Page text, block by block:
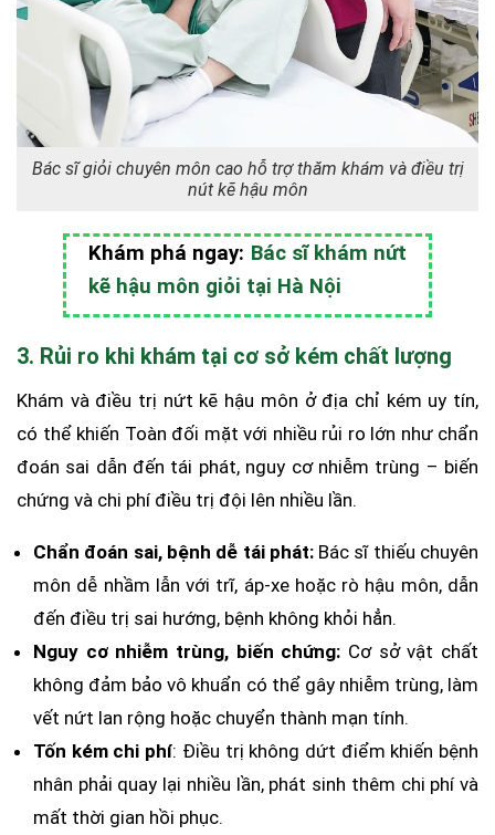
Bác sĩ giỏi chuyên môn cao hỗ trợ thăm khám và điều trị
nút kẽ hậu môn
Khám phá ngay: Bác sĩ khám nứt
kẽ hậu môn giỏi tại Hà Nội
3. Rủi ro khi khám tại cơ sở kém chất lượng
Khám và điều trị nứt kẽ hậu môn ở địa chỉ kém uy tín,
có thể khiến Toàn đối mặt với nhiều rủi ro lớn như chẩn
đoán sai dẫn đến tái phát, nguy cơ nhiễm trùng – biến
chứng và chi phí điều trị đội lên nhiều lần.
Chẩn đoán sai, bệnh dễ tái phát:Bác sĩ thiếu chuyên
môn dễ nhầm lẫn với trĩ, áp-xe hoặc rò hậu môn, dẫn
đến điều trị sai hướng, bệnh không khỏi hẳn.
Nguy cơ nhiễm trùng, biến chứng: Cơ sở vật chất
không đảm bảo vô khuẩn có thể gây nhiễm trùng, làm
vết nứt lan rộng hoặc chuyển thành mạn tính.
Tốn kém chi phí: Điều trị không dứt điểm khiến bệnh
nhân phải quay lại nhiều lần, phát sinh thêm chi phí và
mất thời gian hồi phục.